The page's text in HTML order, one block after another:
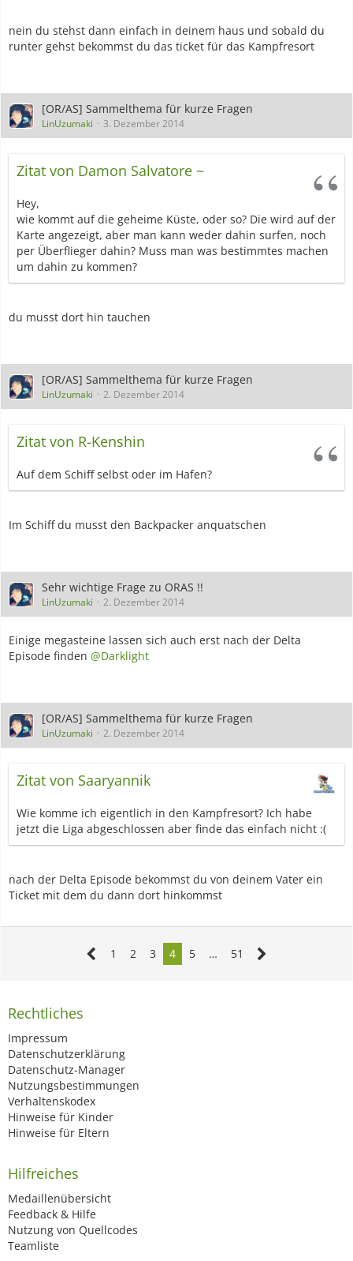
nein du stehst dann einfach in deinem haus und sobald du
runter gehst bekommst du das ticket für das Kampfresort
[OR/AS] Sammelthema für kurze Fragen
LinUzumaki 3. Dezember 2014
Zitat von Damon Salvatore ~
Hey,
wie kommt auf die geheime Küste, oder so? Die wird auf der
Karte angezeigt, aber man kann weder dahin surfen, noch
per Überflieger dahin? Muss man was bestimmtes machen
um dahin zu kommen?
du musst dort hin tauchen
[OR/AS] Sammelthema für kurze Fragen
LinUzumaki 2. Dezember 2014
Zitat von R-Kenshin
Auf dem Schiff selbst oder im Hafen?
Im Schiff du musst den Backpacker anquatschen
Sehr wichtige Frage zu ORAS !!
LinUzumaki 2. Dezember 2014
Einige megasteine lassen sich auch erst nach der Delta
Episode finden @Darklight
[OR/AS] Sammelthema für kurze Fragen
LinUzumaki 2. Dezember 2014
Zitat von Saaryannik
Wie komme ich eigentlich in den Kampfresort? Ich habe
jetzt die Liga abgeschlossen aber finde das einfach nicht :(
nach der Delta Episode bekommst du von deinem Vater ein
Ticket mit dem du dann dort hinkommst
1 2 3 4 5 … 51
Rechtliches
Impressum
Datenschutzerklärung
Datenschutz-Manager
Nutzungsbestimmungen
Verhaltenskodex
Hinweise für Kinder
Hinweise für Eltern
Hilfreiches
Medaillenübersicht
Feedback & Hilfe
Nutzung von Quellcodes
Teamliste